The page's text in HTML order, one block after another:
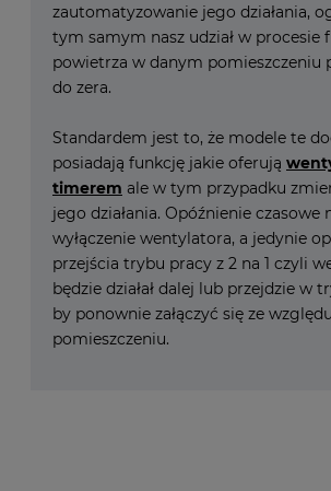
zautomatyzowanie jego działania,
tym samym nasz udział w procesie
powietrza w danym pomieszczeniu
do zera.
Standardem jest to, że modele te
posiadają funkcję jakie oferują
timerem ale w tym przypadku
jego działania. Opóźnienie czasowe
wyłączenie wentylatora, a jedynie
przejścia trybu pracy z 2 na 1 czyli
będzie działał dalej lub przejdzie w
by ponownie załączyć się ze
pomieszczeniu.